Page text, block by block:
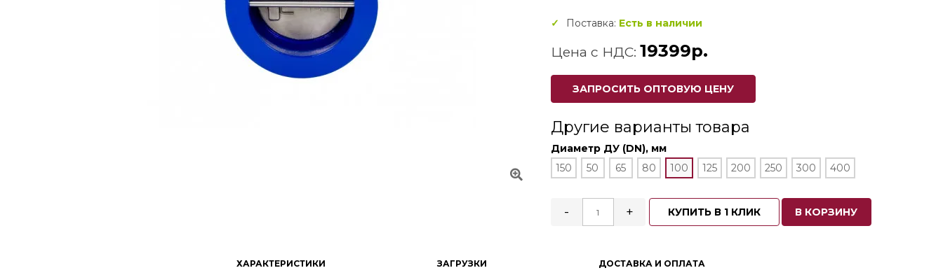
Поставка: Есть в наличии
Цена с НДС: 19399р.
ЗАПРОСИТЬ ОПТОВУЮ ЦЕНУ
Другие варианты товара
Диаметр ДУ (DN), мм
150
50 65 80 100 125 200 250 300 400
- + КУПИТЬ В 1 КЛИК В КОРЗИНУ
ХАРАКТЕРИСТИКИ ЗАГРУЗКИ ДОСТАВКА И ОПЛАТА